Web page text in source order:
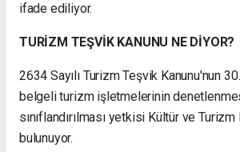
ifade ediliyor.
TURİZM TEŞVİK KANUNU NE DİYOR?
2634 Sayılı Turizm Teşvik Kanunu'nun
belgeli turizm işletmelerinin
sınıflandırılması yetkisi Kültür ve Turizm
bulunuyor.